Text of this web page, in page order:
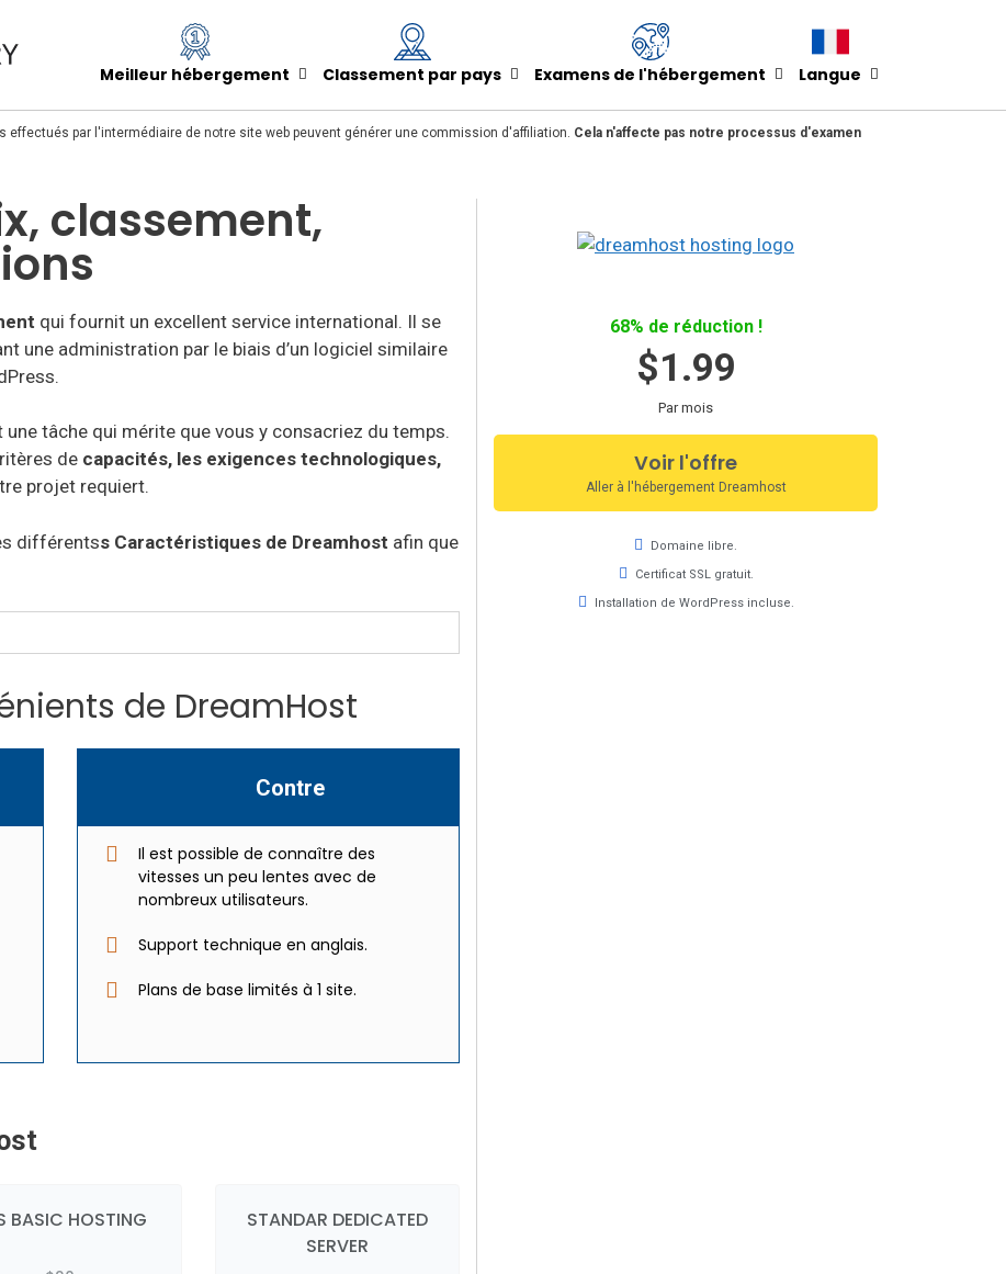
Meilleur hébergement Classement par pays Examens de l'hébergement Langue
par l'intermédiaire de notre site web peuvent générer une commission d'affiliation. Cela n'affecte pas notre processus d'examen
classement,
qui fournit un excellent service international. Il se
une administration par le biais d’un logiciel similaire
une tâche qui mérite que vous y consacriez du temps.
de capacités, les exigences technologiques,
projet requiert.
différentss Caractéristiques de Dreamhost afin que
de DreamHost
Contre
Il est possible de connaître des
vitesses un peu lentes avec de
nombreux utilisateurs.
Support technique en anglais.
Plans de base limités à 1 site.
BASIC HOSTING
STANDAR DEDICATED
SERVER
68% de réduction !
$1.99
Par mois
Voir l'offre
Aller à l'hébergement Dreamhost
Domaine libre.
Certificat SSL gratuit.
Installation de WordPress incluse.